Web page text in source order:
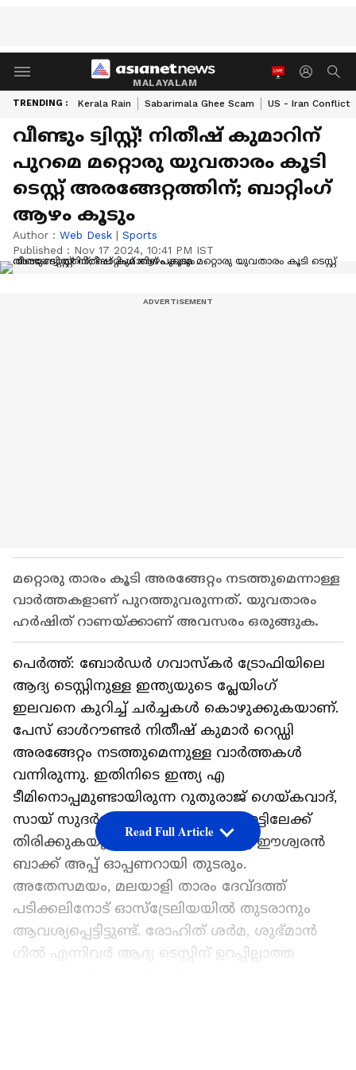
MALAYALAM
TRENDING : Kerala Rain Sabarimala Ghee Scam US - Iran Conflict
വീണ്ടും ട്വിസ്റ്റ്! നിതീഷ് കുമാറിന്
പുറമെ മറ്റൊരു യുവതാരം കൂടി
ടെസ്റ്റ് അരങ്ങേറ്റത്തിന്; ബാറ്റിംഗ്
ആഴം കൂടും
Author : Web Desk | Sports
Published : Nov 17 2024, 10:41 PM IST
മറ്റൊരു താരം കൂടി അരങ്ങേറ്റം നടത്തുമെന്നാള്ള
വാര്‍ത്തകളാണ് പുറത്തുവരുന്നത്. യുവതാരം
ഹര്‍ഷിത് റാണയ്ക്കാണ് അവസരം ഒരുങ്ങുക.
പെര്‍ത്ത്: ബോര്‍ഡര്‍ ഗവാസ്‌കര്‍ ട്രോഫിയിലെ
ആദ്യ ടെസ്റ്റിനുള്ള ഇന്ത്യയുടെ പ്ലേയിംഗ്
ഇലവനെ കുറിച്ച് ചര്‍ച്ചകള്‍ കൊഴുക്കുകയാണ്.
പേസ് ഓള്‍റൗണ്ടര്‍ നിതീഷ് കുമാര്‍ റെഡ്ഡി
അരങ്ങേറ്റം നടത്തുമെന്നുള്ള വാര്‍ത്തകള്‍
വന്നിരുന്നു. ഇതിനിടെ ഇന്ത്യ എ
ടീമിനൊപ്പമുണ്ടായിരുന്ന റുതുരാജ് ഗെയ്കവാദ്,
സായ് സുദര്‍ശന്‍ എന്നിവര്‍ ഇന്ന് നാട്ടിലേക്ക്
തിരിക്കുകയും ചെയ്തു. അഭിമന്യൂ ഈശ്വരന്‍
ബാക്ക് അപ്പ് ഓപ്പണറായി തുടരും.
അതേസമയം, മലയാളി താരം ദേവ്ദത്ത്
പടിക്കലിനോട് ഓസ്‌ട്രേലിയയില്‍ തുടരാനും
ആവശ്യപ്പെട്ടിട്ടുണ്ട്. രോഹിത് ശര്‍മ, ശുഭ്മാന്‍
ഗില്‍ എന്നിവര്‍ ആദ്യ ടെസ്റ്റിന് ഉറപ്പില്ലാത്ത
Read Full Article